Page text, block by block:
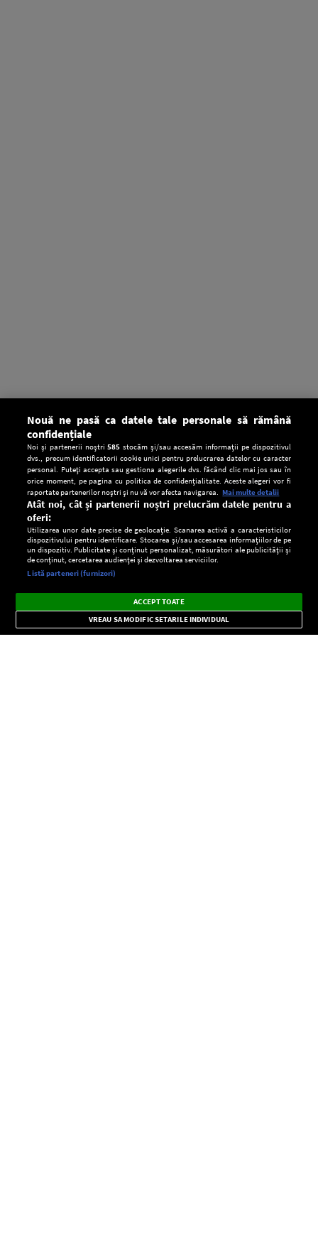
CONFIDENŢIALITATE
Setări:
Dark
Mode
Radio live, podcasturi, știri și alerte
importante.
×
Nouă ne pasă ca datele tale personale să rămână
confidențiale
Noi și partenerii noștri585 stocăm și/sau accesăm informații pe dispozitivul
dvs., precum identificatorii cookie unici pentru prelucrarea datelor cu caracter
personal. Puteți accepta sau gestiona alegerile dvs. făcând clic mai jos sau în
orice moment, pe pagina cu politica de confidențialitate. Aceste alegeri vor fi
raportate partenerilor noștri și nu vă vor afecta navigarea. Mai multe detalii
Atât noi, cât și partenerii noștri prelucrăm datele pentru a
oferi:
Utilizarea unor date precise de geolocație. Scanarea activă a caracteristicilor
dispozitivului pentru identificare. Stocarea și/sau accesarea informațiilor de pe
un dispozitiv. Publicitate și conținut personalizat, măsurători ale publicității și
de conținut, cercetarea audienței și dezvoltarea serviciilor.
Listă parteneri (furnizori)
ACCEPT TOATE
VREAU SA MODIFIC SETARILE INDIVIDUAL